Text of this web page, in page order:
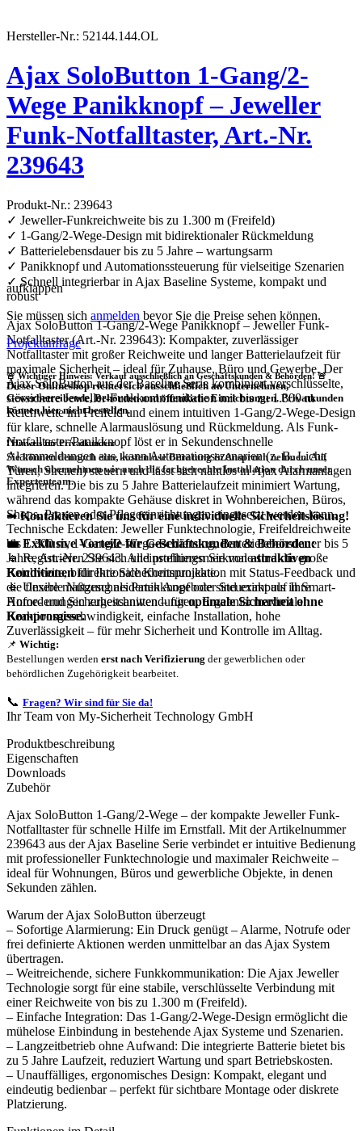
Hersteller-Nr.: 52144.144.OL
Ajax SoloButton 1-Gang/2-
Wege Panikknopf – Jeweller
Funk-Notfalltaster, Art.-Nr.
239643
Produkt-Nr.: 239643
✓ Jeweller-Funkreichweite bis zu 1.300 m (Freifeld)
✓ 1-Gang/2-Wege-Design mit bidirektionaler Rückmeldung
✓ Batterielebensdauer bis zu 5 Jahre – wartungsarm
✓ Panikknopf und Automationssteuerung für vielseitige Szenarien
✓ Schnell integrierbar in Ajax Baseline Systeme, kompakt und
robust
Ajax SoloButton 1-Gang/2-Wege Panikknopf – Jeweller Funk-
Notfalltaster (Art.-Nr. 239643): Kompakter, zuverlässiger
Notfalltaster mit großer Reichweite und langer Batterielaufzeit für
maximale Sicherheit – ideal für Zuhause, Büro und Gewerbe. Der
Ajax SoloButton aus der Baseline Serie kombiniert verschlüsselte,
störsichere Jeweller-Funkkommunikation mit bis zu 1.300 m
Reichweite im Freifeld und einem intuitiven 1-Gang/2-Wege-Design
für klare, schnelle Alarmauslösung und Rückmeldung. Als Funk-
Notfalltaster/Panikknopf löst er in Sekundenschnelle
Alarmmeldungen aus, kann Automationsszenarien (z. B. Licht,
Türen, Sirenen) steuern und lässt sich nahtlos in Ajax Alarmanlagen
integrieren. Die bis zu 5 Jahre Batterielaufzeit minimiert Wartung,
während das kompakte Gehäuse diskret in Wohnbereichen, Büros,
Shops, Praxen oder Pflegeeinrichtungen eingesetzt werden kann.
Technische Eckdaten: Jeweller Funktechnologie, Freifeldreichweite
bis 1.300 m, 1-Gang/2-Wege-Bedienung, Batterielebensdauer bis 5
Jahre, Art.-Nr. 239643. Alleinstellungsmerkmale sind die große
Reichweite, bidirektionale Kommunikation mit Status-Feedback und
die flexible Nutzung als Panikknopf oder Steuerimpuls in Smart-
Home- und Sicherheitsanwendungen. Ergebnis: maximale
Reaktionsgeschwindigkeit, einfache Installation, hohe
Zuverlässigkeit – für mehr Sicherheit und Kontrolle im Alltag.
aufklappen
Sie müssen sich anmelden bevor Sie die Preise sehen können.
Projektanfrage
🚨 Wichtiger Hinweis: Verkauf ausschließlich an Geschäftskunden & Behörden! 🚨
Dieser Onlineshop richtet sichausschließlich an Unternehmen,
Gewerbetreibende, Behörden und öffentliche Einrichtungen.Privatkunden
können hier nicht bestellen.
❗Hinweis für Privatkunden:
Sie können dennoch einekostenlose Beratungin Anspruch nehmen. Auf
Wunsch übernehmen wir auch diefachgerechte Installationdurch unser
Expertenteam.
➡Kontaktieren Sie uns für eine individuelle Sicherheitslösung!
💼Exklusive Vorteile für Geschäftskunden & Behörden:
🔹 Registrieren Sie sich und profitieren Sie vonattraktiven
Konditionenfür Ihre Sicherheitsprojekte.
🔹 Unsere maßgeschneiderten Angebote sind exakt auf Ihre
Anforderungen zugeschnitten – füroptimale Sicherheit ohne
Kompromisse.
📌 Wichtig:
Bestellungen werden erst nach Verifizierung der gewerblichen oder
behördlichen Zugehörigkeit bearbeitet.
📞 Fragen? Wir sind für Sie da!
Ihr Team von My-Sicherheit Technology GmbH
Produktbeschreibung
Eigenschaften
Downloads
Zubehör
Ajax SoloButton 1-Gang/2-Wege – der kompakte Jeweller Funk-
Notfalltaster für schnelle Hilfe im Ernstfall. Mit der Artikelnummer
239643 aus der Ajax Baseline Serie verbindet er intuitive Bedienung
mit professioneller Funktechnologie und maximaler Reichweite –
ideal für Wohnungen, Büros und gewerbliche Objekte, in denen
Sekunden zählen.
Warum der Ajax SoloButton überzeugt
– Sofortige Alarmierung: Ein Druck genügt – Alarme, Notrufe oder
frei definierte Aktionen werden unmittelbar an das Ajax System
übertragen.
– Weitreichende, sichere Funkkommunikation: Die Ajax Jeweller
Technologie sorgt für eine stabile, verschlüsselte Verbindung mit
einer Reichweite von bis zu 1.300 m (Freifeld).
– Einfache Integration: Das 1-Gang/2-Wege-Design ermöglicht die
mühelose Einbindung in bestehende Ajax Systeme und Szenarien.
– Langzeitbetrieb ohne Aufwand: Die integrierte Batterie bietet bis
zu 5 Jahre Laufzeit, reduziert Wartung und spart Betriebskosten.
– Unauffälliges, ergonomisches Design: Kompakt, elegant und
eindeutig bedienbar – perfekt für sichtbare Montage oder diskrete
Platzierung.